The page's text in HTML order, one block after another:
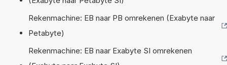
Rekenmachine: EB naar PB omrekenen (Exabyte naar
Petabyte)
Rekenmachine: EB naar Exabyte SI omrekenen